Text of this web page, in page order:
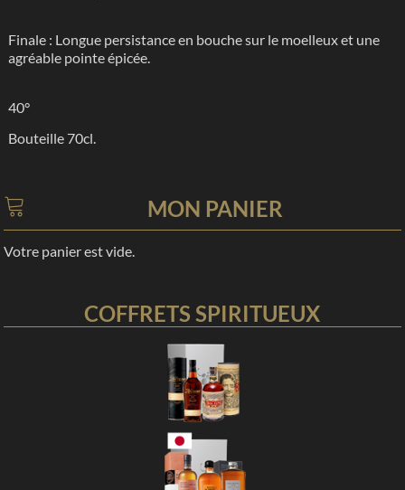
Finale : Longue persistance en bouche sur le moelleux et une
agréable pointe épicée.
40°
Bouteille 70cl.
MON PANIER
Votre panier est vide.
COFFRETS SPIRITUEUX